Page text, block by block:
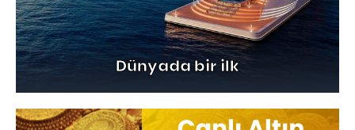
Dünyada bir ilk